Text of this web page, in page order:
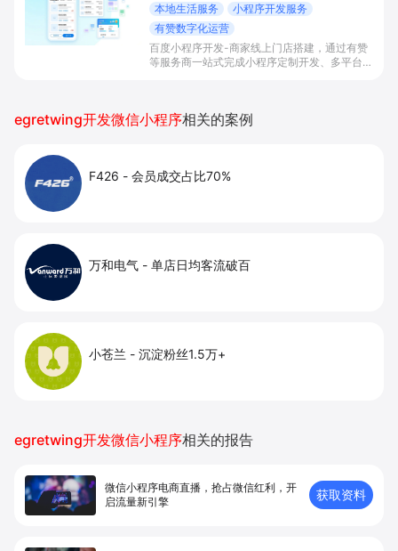
本地生活服务
小程序开发服务
有赞数字化运营
百度小程序开发-商家线上门店搭建，通过有赞
等服务商一站式完成小程序定制开发、多平台联
egretwing开发微信小程序相关的案例
F426 - 会员成交占比70%
万和电气 - 单店日均客流破百
小苍兰 - 沉淀粉丝1.5万+
egretwing开发微信小程序相关的报告
微信小程序电商直播，抢占微信红利，开
启流量新引擎
获取资料